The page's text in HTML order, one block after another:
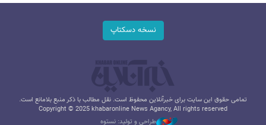
نسخه دسکتاپ
تمامی حقوق این سایت برای خبرآنلاین محفوظ است. نقل مطالب با ذکر منبع بلامانع است.
Copyright © 2025 khabaronline News Agancy, All rights reserved
طراحی و تولید: نستوه